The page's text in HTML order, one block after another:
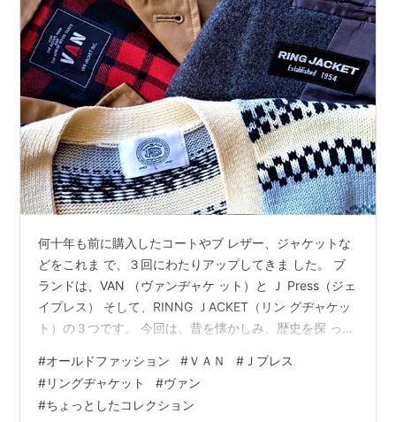
何十年も前に購入したコートやブ レザー、ジャケットな
どをこれま で、３回にわたりアップしてきま した。 ブ
ランドは、VAN （ヴァンヂャケ ット）と Ｊ Press（ジェ
イプレス） そして、RINNG ＪACKET（リン グヂャケッ
ト）の３つです。 今回は、昔を懐かしみ、歴史を探 って
ンヂャケ ットは、日本のアパレル企業。1960年代から
1970年代にかけて一世を風靡した。 1950年代よりアメ
リカンカルチャーを取り入 れ日本にアメリカントラディ
#オールドファッション #ＶＡＮ # Ｊプレス
#リングヂャケット #ヴァン
#ちょっとしたコレクション